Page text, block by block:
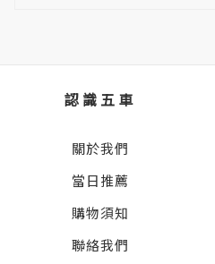
認識五車
關於我們
當日推薦
購物須知
聯絡我們